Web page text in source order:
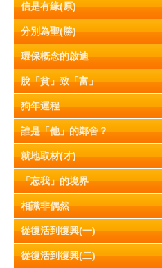
信是有緣(原)
分別為聖(勝)
環保概念的啟迪
脫「貧」致「富」
狗年運程
誰是「他」的鄰舍？
就地取材(才)
「忘我」的境界
相識非偶然
從復活到復興(一)
從復活到復興(二)